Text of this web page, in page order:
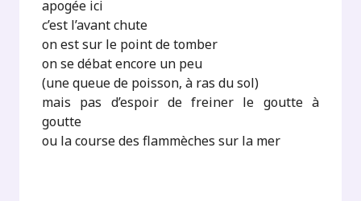
apogée ici
c’est l’avant chute
on est sur le point de tomber
on se débat encore un peu
(une queue de poisson, à ras du sol)
mais pas d’espoir de freiner le goutte à
goutte
ou la course des flammèches sur la mer